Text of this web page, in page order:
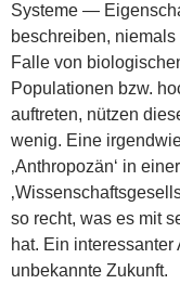
Systeme —
beschreiben, niemals
Falle von
Populationen bzw.
auftreten, nützen
wenig. Eine
‚Anthropozän‘ in
so recht, was es mit
hat. Ein
unbekannte Zukunft.